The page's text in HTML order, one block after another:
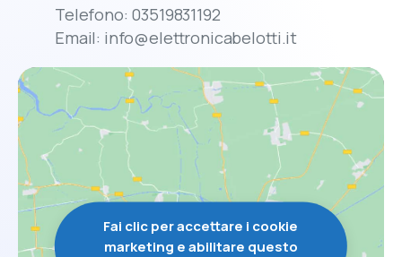
Telefono: 03519831192
Email: info@elettronicabelotti.it
Fai clic per accettare i cookie
marketing e abilitare questo